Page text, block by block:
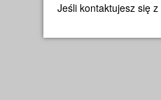
Jeśli kontaktujesz się